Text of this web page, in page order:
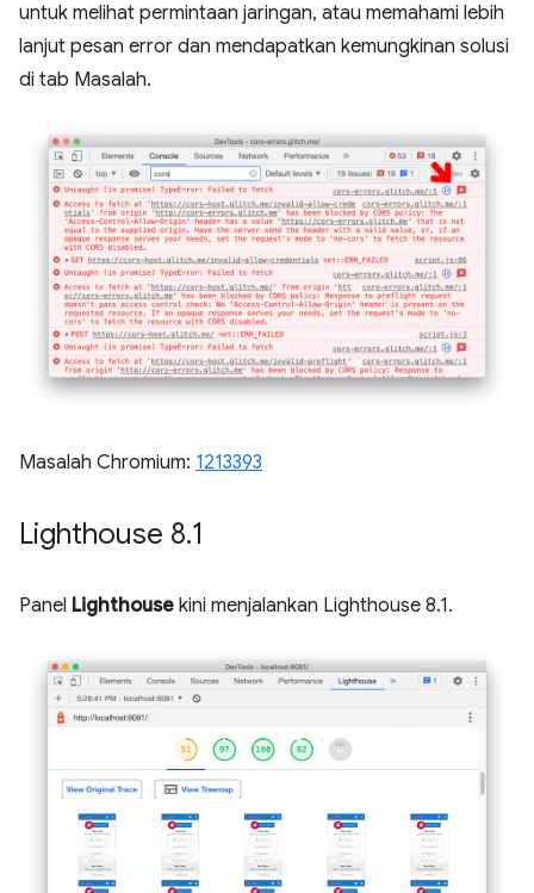
untuk melihat permintaan jaringan, atau memahami lebih
lanjut pesan error dan mendapatkan kemungkinan solusi
di tab Masalah.
Masalah Chromium: 1213393
Lighthouse 8.1
Panel Lighthouse kini menjalankan Lighthouse 8.1.